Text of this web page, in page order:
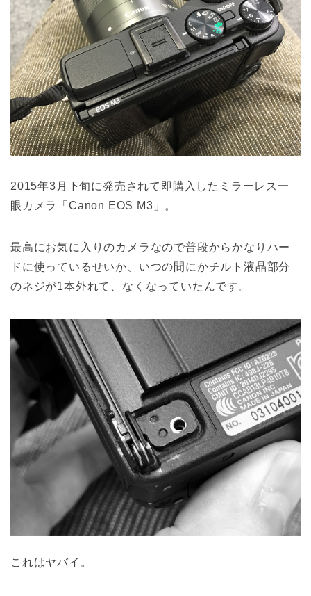
2015年3月下旬に発売されて即購入したミラーレス一
眼カメラ「Canon EOS M3」。
最高にお気に入りのカメラなので普段からかなりハー
ドに使っているせいか、いつの間にかチルト液晶部分
のネジが1本外れて、なくなっていたんです。
これはヤバイ。